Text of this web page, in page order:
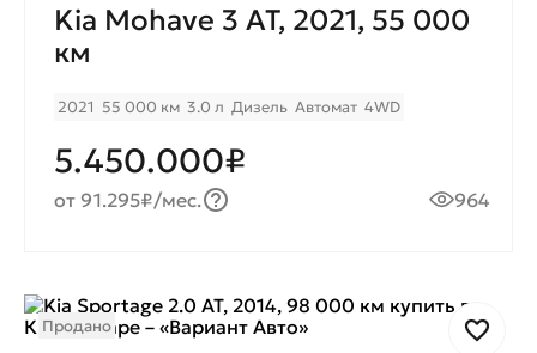
Kia Mohave 3 AT, 2021, 55 000
км
2021 55 000 км 3.0 л Дизель Автомат 4WD
5.450.000₽
от 91.295₽/мес. 964
Продано